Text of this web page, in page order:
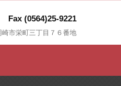
Fax (0564)25-9221
市栄町三丁目７６番地